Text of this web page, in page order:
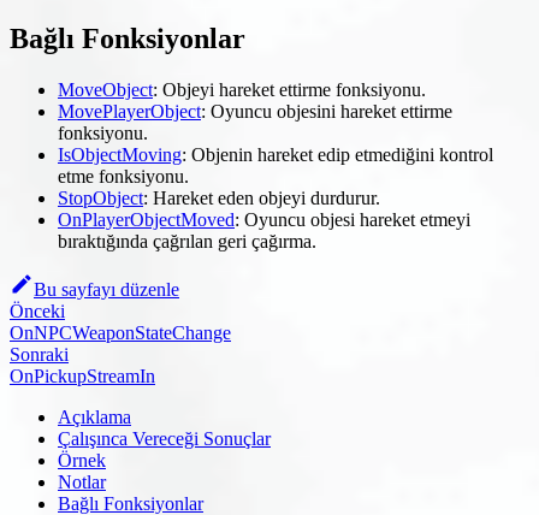
Bağlı Fonksiyonlar
MoveObject: Objeyi hareket ettirme fonksiyonu.
MovePlayerObject: Oyuncu objesini hareket ettirme
fonksiyonu.
IsObjectMoving: Objenin hareket edip etmediğini kontrol
etme fonksiyonu.
StopObject: Hareket eden objeyi durdurur.
OnPlayerObjectMoved: Oyuncu objesi hareket etmeyi
bıraktığında çağrılan geri çağırma.
Bu sayfayı düzenle
Önceki
OnNPCWeaponStateChange
Sonraki
OnPickupStreamIn
Açıklama
Çalışınca Vereceği Sonuçlar
Örnek
Notlar
Bağlı Fonksiyonlar